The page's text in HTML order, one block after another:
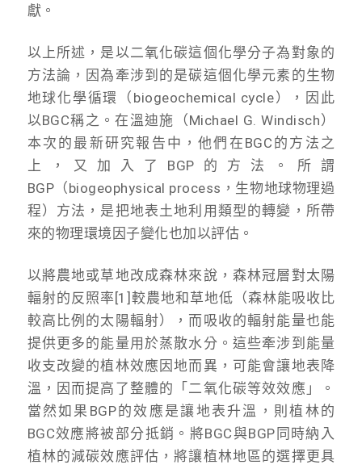
獻。
以上所述，是以二氧化碳這個化學分子為對象的
方法論，因為牽涉到的是碳這個化學元素的生物
地球化學循環（biogeochemical cycle），因此
以BGC稱之。在溫迪施（Michael G. Windisch）
本次的最新研究報告中，他們在BGC的方法之
上，又加入了BGP的方法。所謂
BGP（biogeophysical process，生物地球物理過
程）方法，是把地表土地利用類型的轉變，所帶
來的物理環境因子變化也加以評估。
以將農地或草地改成森林來說，森林冠層對太陽
輻射的反照率[1]較農地和草地低（森林能吸收比
較高比例的太陽輻射），而吸收的輻射能量也能
提供更多的能量用於蒸散水分。這些牽涉到能量
收支改變的植林效應因地而異，可能會讓地表降
溫，因而提高了整體的「二氧化碳等效效應」。
當然如果BGP的效應是讓地表升溫，則植林的
BGC效應將被部分抵銷。將BGC與BGP同時納入
植林的減碳效應評估，將讓植林地區的選擇更具